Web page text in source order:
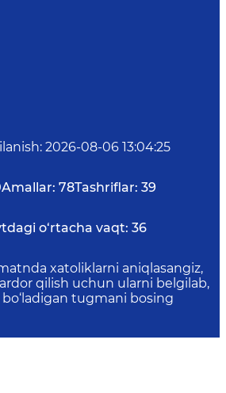
: 2026-08-06 13:04:25
Amallar: 78Tashriflar: 39
o‘rtacha vaqt: 36
xatoliklarni aniqlasangiz,
qilish uchun ularni belgilab,
tugmani bosing